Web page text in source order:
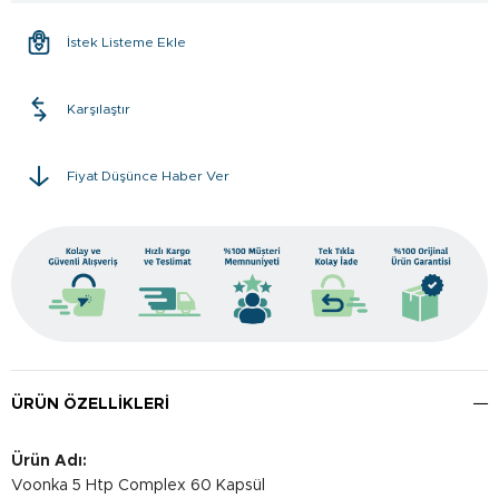
İstek Listeme Ekle
Karşılaştır
Fiyat Düşünce Haber Ver
ÜRÜN ÖZELLIKLERI
Ürün Adı:
Voonka 5 Htp Complex 60 Kapsül